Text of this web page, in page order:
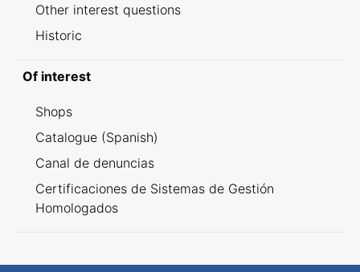
Other interest questions
Historic
Of interest
Shops
Catalogue (Spanish)
Canal de denuncias
Certificaciones de Sistemas de Gestión
Homologados